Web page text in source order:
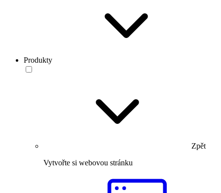
Produkty
Zpět
Vytvořte si webovou stránku